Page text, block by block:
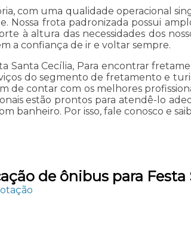
com uma qualidade operacional
Nossa frota padronizada possui
à altura das necessidades dos
a confiança de ir e voltar sempre.
Santa Cecília, Para encontrar
do segmento de fretamento e
de contar com os melhores
estão prontos para atendê-lo
banheiro. Por isso, fale conosco e
de ônibus para Festa